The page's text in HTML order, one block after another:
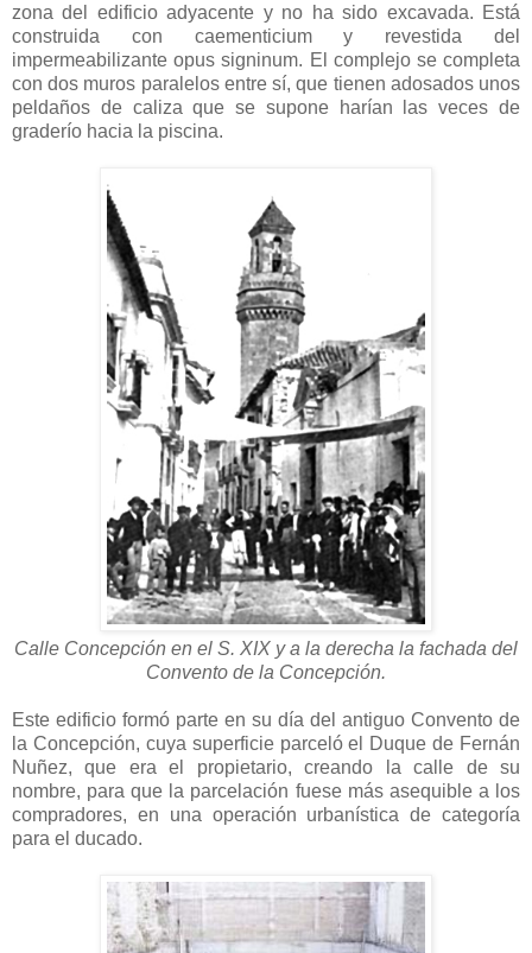
zona del edificio adyacente y no ha sido excavada. Está
construida con caementicium y revestida del
impermeabilizante opus signinum. El complejo se completa
con dos muros paralelos entre sí, que tienen adosados unos
peldaños de caliza que se supone harían las veces de
graderío hacia la piscina.
Calle Concepción en el S. XIX y a la derecha la fachada del
Convento de la Concepción.
Este edificio formó parte en su día del antiguo Convento de
la Concepción, cuya superficie parceló el Duque de Fernán
Nuñez, que era el propietario, creando la calle de su
nombre, para que la parcelación fuese más asequible a los
compradores, en una operación urbanística de categoría
para el ducado.